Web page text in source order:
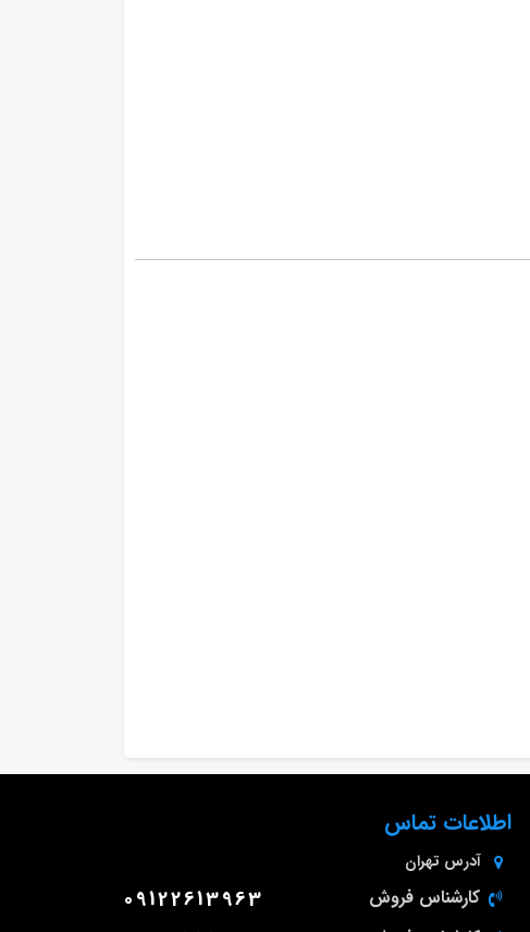
اطلاعات تماس
آدرس تهران
کارشناس فروش 09122613963